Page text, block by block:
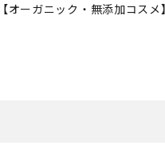
オーガニック・無添加コスメ】